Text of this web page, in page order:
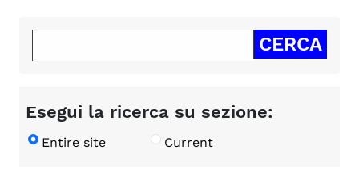
Esegui la ricerca su sezione:
Entire site Current